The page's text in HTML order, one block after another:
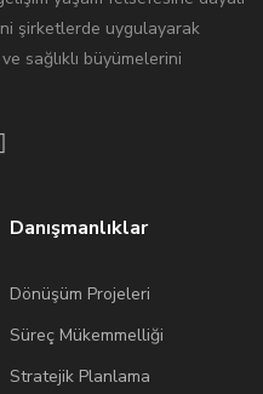
şirketlerde uygulayarak
sağlıklı büyümelerini
Danışmanlıklar
Dönüşüm Projeleri
Süreç Mükemmelliği
Stratejik Planlama